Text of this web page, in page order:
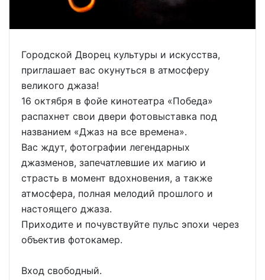
Городской Дворец культуры и искусства,
приглашает вас окунуться в атмосферу
великого джаза!
16 октября в фойе кинотеатра «Победа»
распахнет свои двери фотовыставка под
названием «Джаз на все времена».
Вас ждут, фотографии легендарных
джазменов, запечатлевшие их магию и
страсть в момент вдохновения, а также
атмосфера, полная мелодий прошлого и
настоящего джаза.
Приходите и почувствуйте пульс эпохи через
объектив фотокамер.
Вход свободный.